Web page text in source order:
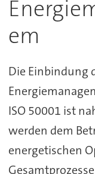
em
Die Einbindung
ISO 50001 ist
werden dem
energetischen